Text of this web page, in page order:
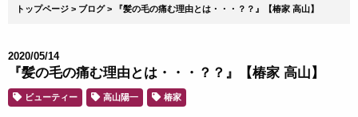
トップページ ブログ 『髪の毛の痛む理由とは・・・？？』【椿家 高山】
2020/05/14
『髪の毛の痛む理由とは・・・？？』【椿家 高山】
ビューティー 高山陽一 椿家